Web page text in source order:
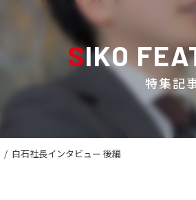
SIKO
特集記
/ 白石社長インタビュー 後編